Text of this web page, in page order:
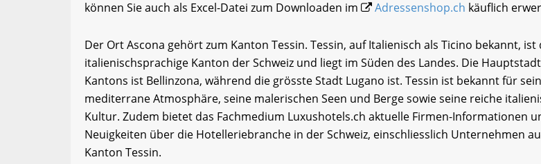
können Sie auch als Excel-Datei zum Downloaden im
Adressenshop.ch käuflich
Der Ort Ascona gehört zum Kanton Tessin. Tessin, auf Italienisch als Ticino bekannt, ist
italienischsprachige Kanton der Schweiz und liegt im Süden des Landes. Die
Kantons ist Bellinzona, während die grösste Stadt Lugano ist. Tessin ist bekannt für
mediterrane Atmosphäre, seine malerischen Seen und Berge sowie seine reiche
Kultur. Zudem bietet das Fachmedium Luxushotels.ch aktuelle Firmen-Informationen
Neuigkeiten über die Hotelleriebranche in der Schweiz, einschliesslich Unternehmen
Kanton Tessin.